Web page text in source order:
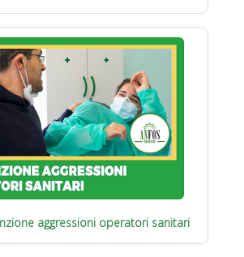
aggressioni operatori sanitari